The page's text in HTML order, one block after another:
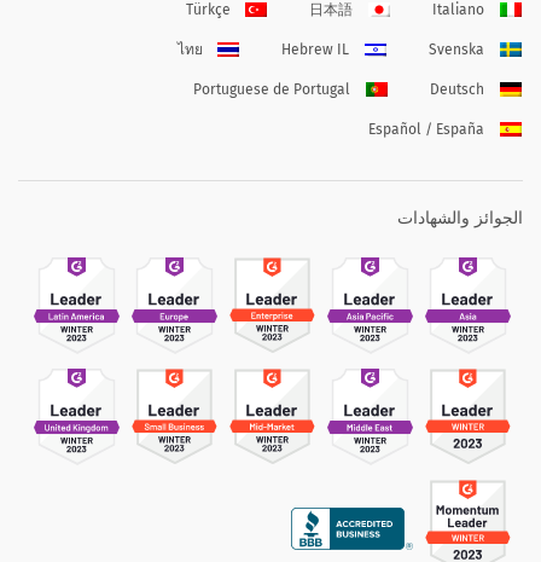
Italiano
日本語
Türkçe
Svenska
Hebrew IL
ไทย
Deutsch
Portuguese de Portugal
Español / España
الجوائز والشهادات